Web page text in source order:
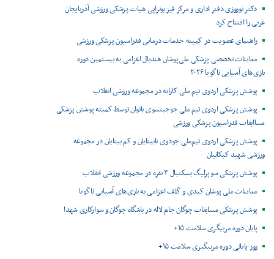
دکتر نوروزی دفتر اداری و مرکز فیزیوتراپی هیات پزشکی ورزشی آذربایجان
غربی را افتتاح کرد
راهنمای عضویت در کمیته خدمات درمانی فدراسیون پزشکی ورزشی
معاینات تخصصی پزشکی ملی‌پوشان هندبال اعزامی به بیستمین دوره
بازی‌های آسیایی ناگویا ۲۰۲۶
پوشش پزشکی اردوی تیم ملی کاراته در مجموعه ورزشی انقلاب
پوشش پزشکی اردوی تیم ملی جوجیتسوی بانوان توسط کمیته پوشش پزشکی
مساابقات فدراسیون پزشکی ورزشی
پوشش پزشکی اردوی تیم‌ملی جودوی نابینایان و کم بینایان در مجموعه
ورزشی شهید کبکانیان
پوشش پزشکی سوپرلیگ بسکتبال ۳ نفره در مجموعه ورزشی انقلاب
معاینات ملی پوشان کبدی و گلف اعزامی به بازی‌های آسیایی ناگویا
پوشش پزشکی مسابقات چوگان جام لاله در باشگاه چوگان و سوارکاری شهدا
پایان دوره مربیگری سلامت ۱۵+
روز پایانی دوره مربیگیری سلامت ۱۵+